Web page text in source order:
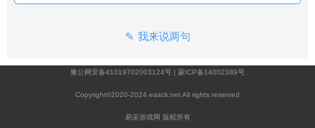
我来说两句
豫公网安备41019702003124号 | 蒙ICP备14002389号
Copyright©2020-2024 easck.net All rights reserved
易采游戏网 版权所有